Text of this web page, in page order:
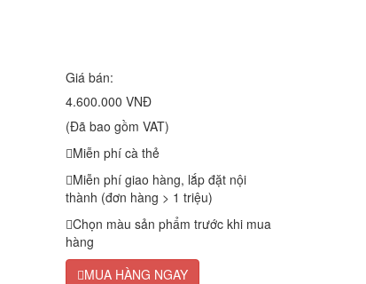
Giá bán:
4.600.000 VNĐ
(Đã bao gồm VAT)
Miễn phí cà thẻ
Miễn phí giao hàng, lắp đặt nội
thành (đơn hàng > 1 triệu)
Chọn màu sản phẩm trước khi mua
hàng
MUA HÀNG NGAY